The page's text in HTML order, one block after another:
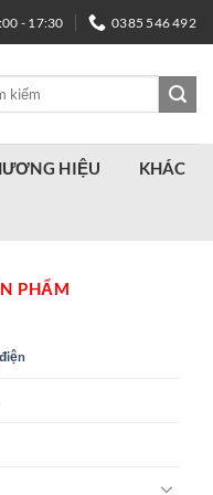
- 17:30 0385 546 492
HIỆU KHÁC
PHẨM